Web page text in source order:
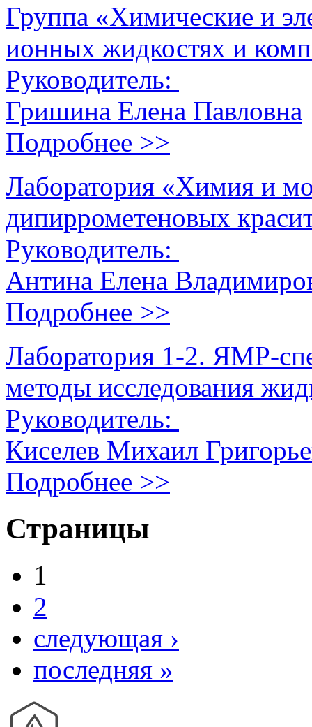
Группа «Химические и
ионных жидкостях и
Руководитель:
Гришина Елена Павловна
Подробнее >>
Лаборатория «Химия и
дипиррометеновых
Руководитель:
Антина Елена
Подробнее >>
Лаборатория 1-2. ЯМР-
методы исследования
Руководитель:
Киселев Михаил
Подробнее >>
Страницы
1
2
следующая ›
последняя »